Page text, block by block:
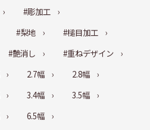
#彫加工
#梨地
#槌目加工
#艶消し
#重ねデザイン
2.7幅
2.8幅
3.4幅
3.5幅
6.5幅